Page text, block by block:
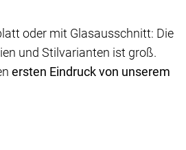
oder mit Glasausschnitt: Die
und Stilvarianten ist groß.
ersten Eindruck von unserem